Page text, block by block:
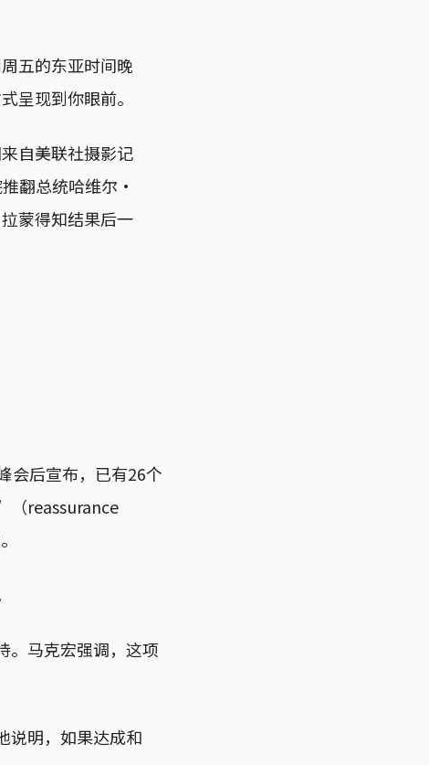
五的东亚时间晚
呈现到你眼前。
自美联社摄影记
翻总统哈维尔·
蒙得知结果后一
会后宣布，已有26个
（reassurance
。马克宏强调，这项
说明，如果达成和